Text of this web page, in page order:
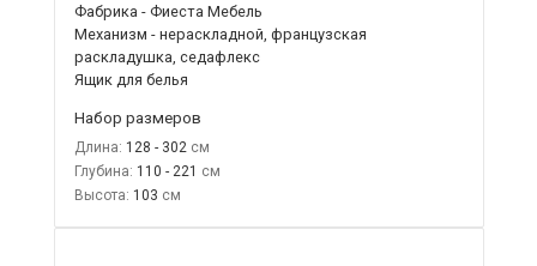
Фабрика - Фиеста Мебель
Механизм - нераскладной, французская
раскладушка, седафлекс
Ящик для белья
Набор размеров
Длина: 128 - 302
Глубина: 110 - 221
Высота: 103